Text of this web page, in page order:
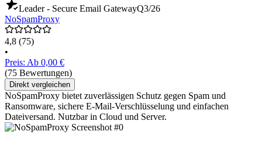
Leader - Secure Email GatewayQ3/26
NoSpamProxy
4,8 (75)
•
Preis: Ab 0,00 €
(75 Bewertungen)
Direkt vergleichen
NoSpamProxy bietet zuverlässigen Schutz gegen Spam und
Ransomware, sichere E-Mail-Verschlüsselung und einfachen
Dateiversand. Nutzbar in Cloud und Server.